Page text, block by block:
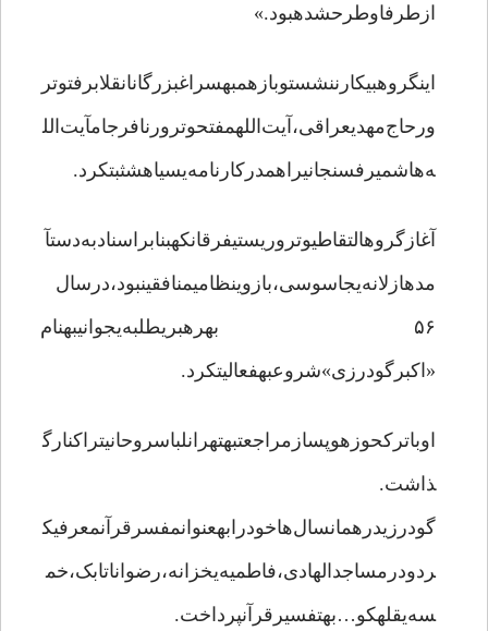
ازطرفاوطرحشدهبود.»
اینگروهبیکارننشستوبازهمبهسراغبزرگانانقلابرفتوتر
ورحاج‌مهدیعراقی،آیت‌اللهمفتحوترورنافرجامآیت‌الل
ه‌هاشمیرفسنجانیراهمدرکارنامه‌یسیاهشثبتکرد.
آغازگروهالتقاطیوتروریستیفرقانکهبنابراسنادبه‌دستآ
مدهازلانه‌یجاسوسی،بازوینظامیمنافقینبود،درسال
۵۶ بهرهبریطلبه‌یجوانیبهنام
«اکبرگودرزی»شروعبهفعالیتکرد.
اوباترکحوزهوپسازمراجعتبهتهرانلباسروحانیتراکنارگ
ذاشت.
گودرزیدرهمانسال‌هاخودرابهعنوانمفسرقرآنمعرفیک
ردودرمساجدالهادی،فاطمیه‌یخزانه،رضواناتابک،خم
سه‌یقلهکو…بهتفسیرقرآنپرداخت.